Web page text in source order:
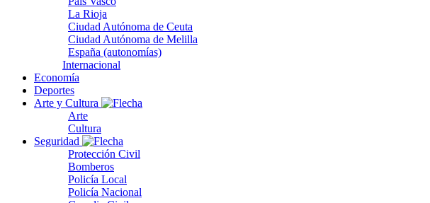
La Rioja
Ciudad Autónoma de Ceuta
Ciudad Autónoma de Melilla
España (autonomías)
Internacional
Economía
Deportes
Arte y Cultura
Arte
Cultura
Seguridad
Protección Civil
Bomberos
Policía Local
Policía Nacional